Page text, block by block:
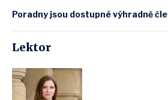
Poradny jsou dostupné výhradně
Lektor